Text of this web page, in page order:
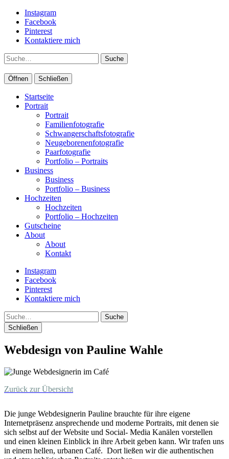
Instagram
Facebook
Pinterest
Kontaktiere mich
Suche
Öffnen Schließen
Startseite
Portrait
Portrait
Familienfotografie
Schwangerschaftsfotografie
Neugeborenenfotografie
Paarfotografie
Portfolio – Portraits
Business
Business
Portfolio – Business
Hochzeiten
Hochzeiten
Portfolio – Hochzeiten
Gutscheine
About
About
Kontakt
Instagram
Facebook
Pinterest
Kontaktiere mich
Suche
Schließen
Webdesign von Pauline Wahle
Zurück zur Übersicht
Die junge Webdesignerin Pauline brauchte für ihre eigene
Internetpräsenz ansprechende und moderne Portraits, mit denen sie
sich selbst auf der Website und Social- Media Kanälen vorstellen
und einen kleinen Einblick in ihre Arbeit geben kann. Wir trafen uns
in einem hellen, urbanen Café. Dort ließen wir die authentischen